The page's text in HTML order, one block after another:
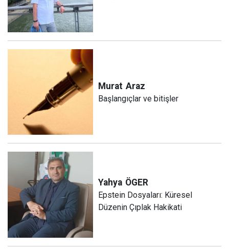
Murat Araz
Başlangıçlar ve bitişler
Yahya ÖGER
Epstein Dosyaları: Küresel
Düzenin Çıplak Hakikati